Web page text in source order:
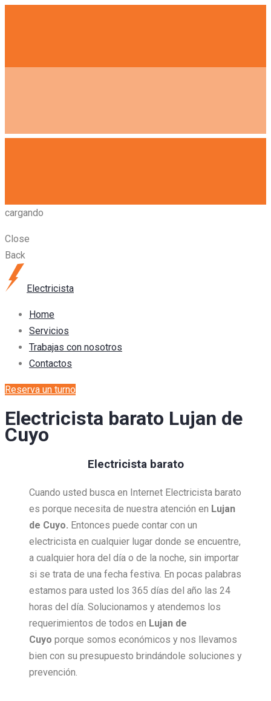
cargando
Close
Back
Electricista
Home
Servicios
Trabajas con nosotros
Contactos
Reserva un turno
Electricista barato Lujan de
Cuyo
Electricista barato
Cuando usted busca en Internet Electricista barato
es porque necesita de nuestra atención en Lujan
de Cuyo. Entonces puede contar con un
electricista en cualquier lugar donde se encuentre,
a cualquier hora del día o de la noche, sin importar
si se trata de una fecha festiva. En pocas palabras
estamos para usted los 365 días del año las 24
horas del día. Solucionamos y atendemos los
requerimientos de todos en Lujan de
Cuyo porque somos económicos y nos llevamos
bien con su presupuesto brindándole soluciones y
prevención.